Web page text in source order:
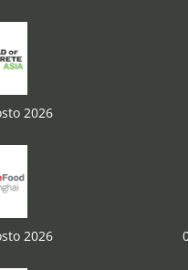
2026
2026